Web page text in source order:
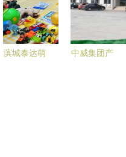
到好评
展
滨城泰达萌
中威集团产